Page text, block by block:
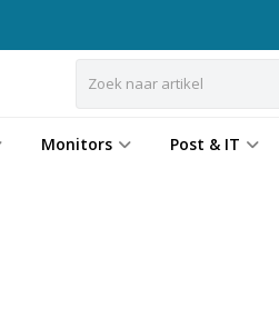
Monitors Post & IT